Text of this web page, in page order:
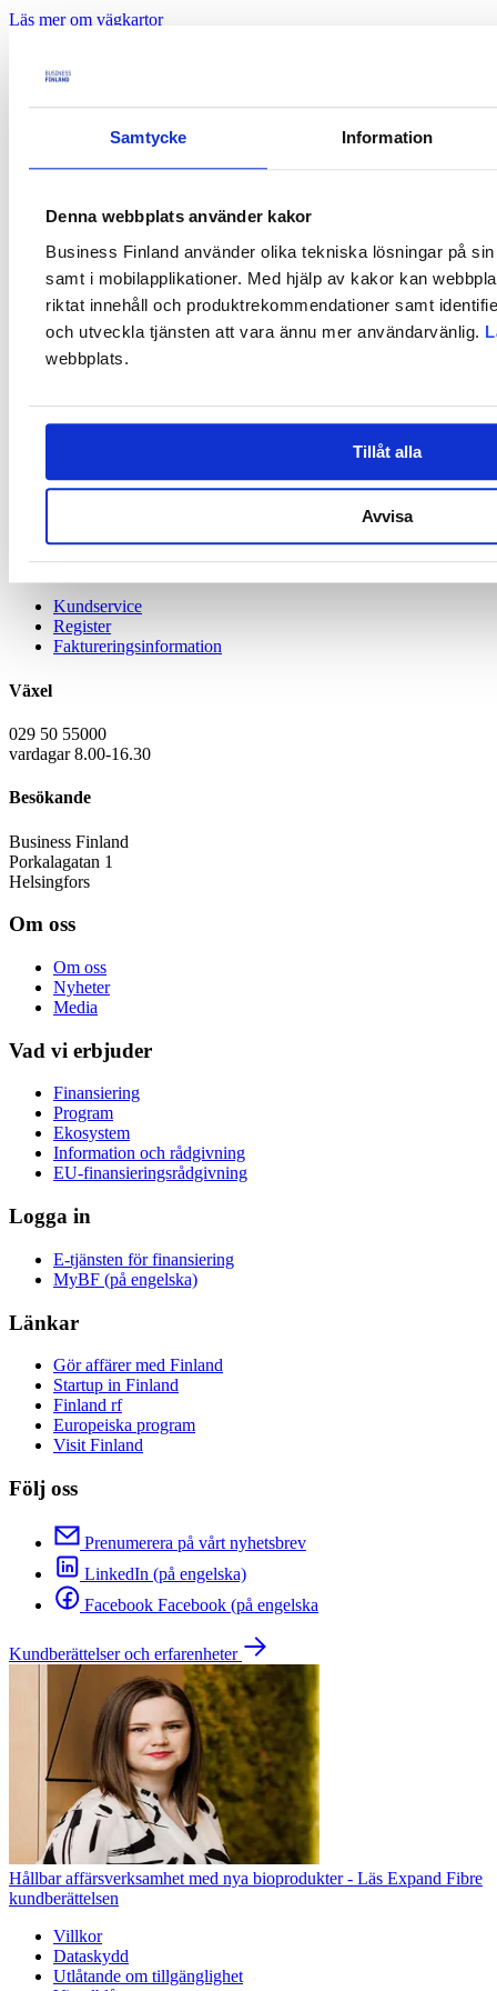
Samtycke Information
Denna webbplats använder kakor
Business Finland använder olika tekniska lösningar på
samt i mobilapplikationer. Med hjälp av kakor kan
riktat innehåll och produktrekommendationer samt
och utveckla tjänsten att vara ännu mer användarvänlig.
webbplats.
Tillåt alla
Avvisa
Läs mer om vägkartor
Forskningsorganisationer kan söka finansiering för:
enskilda eller gemensamma forskningsprojekt
Även lokomotivföretag kan finnas bland dessa företag.
Läs mer om Business Finlands forsknings- och
utvecklingsfinansiering:
Co-Research
Hur ansöker man om finansieringen?
Innan man lämnar in en finansieringsansökan bör man diskutera
projektets innehåll och genomförandet med Business Finlands och
lokomotivföretagens kontaktpersoner (se kontaktuppgifterna). Detta
är dock inte en förutsättning för att få finansiering. Business Finland
fattar beslut om finansieringen enligt de normala urvalskriterierna.
Kontaktuppgifter
Kundservice
Register
Faktureringsinformation
Växel
029 50 55000
vardagar 8.00-16.30
Besökande
Business Finland
Porkalagatan 1
Helsingfors
Om oss
Om oss
Nyheter
Media
Vad vi erbjuder
Finansiering
Program
Ekosystem
Information och rådgivning
EU-finansieringsrådgivning
Logga in
E-tjänsten för finansiering
MyBF (på engelska)
Länkar
Gör affärer med Finland
Startup in Finland
Finland rf
Europeiska program
Visit Finland
Följ oss
Prenumerera på vårt nyhetsbrev
LinkedIn (på engelska)
Facebook Facebook (på engelska
Kundberättelser och erfarenheter
Hållbar affärsverksamhet med nya bioprodukter - Läs Expand Fibre
kundberättelsen
Villkor
Dataskydd
Utlåtande om tillgänglighet